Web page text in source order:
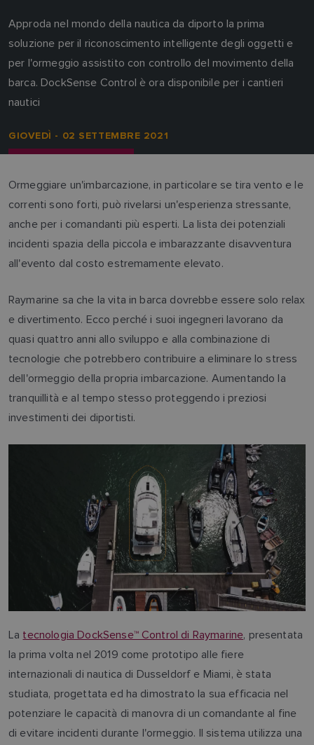
Approda nel mondo della nautica da diporto la prima
soluzione per il riconoscimento intelligente degli oggetti e
per l'ormeggio assistito con controllo del movimento della
barca. DockSense Control è ora disponibile per i cantieri
nautici
GIOVEDÌ - 02 SETTEMBRE 2021
Ormeggiare un'imbarcazione, in particolare se tira vento e le
correnti sono forti, può rivelarsi un'esperienza stressante,
anche per i comandanti più esperti. La lista dei potenziali
incidenti spazia della piccola e imbarazzante disavventura
all'evento dal costo estremamente elevato.
Raymarine sa che la vita in barca dovrebbe essere solo relax
e divertimento. Ecco perché i suoi ingegneri lavorano da
quasi quattro anni allo sviluppo e alla combinazione di
tecnologie che potrebbero contribuire a eliminare lo stress
dell'ormeggio della propria imbarcazione. Aumentando la
tranquillità e al tempo stesso proteggendo i preziosi
investimenti dei diportisti.
La tecnologia DockSense™ Control di Raymarine, presentata
la prima volta nel 2019 come prototipo alle fiere
internazionali di nautica di Dusseldorf e Miami, è stata
studiata, progettata ed ha dimostrato la sua efficacia nel
potenziare le capacità di manovra di un comandante al fine
di evitare incidenti durante l'ormeggio. Il sistema utilizza una